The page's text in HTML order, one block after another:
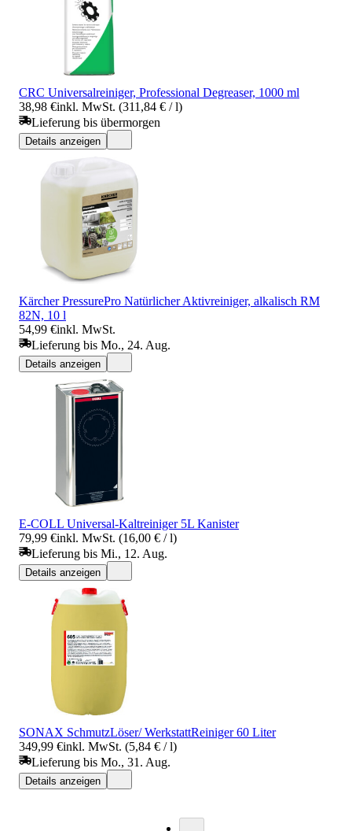
CRC Universalreiniger, Professional Degreaser, 1000 ml
38,98 €inkl. MwSt. (311,84 € / l)
Lieferung bis übermorgen
Details anzeigen
Kärcher PressurePro Natürlicher Aktivreiniger, alkalisch RM
82N, 10 l
54,99 €inkl. MwSt.
Lieferung bis Mo., 24. Aug.
Details anzeigen
E-COLL Universal-Kaltreiniger 5L Kanister
79,99 €inkl. MwSt. (16,00 € / l)
Lieferung bis Mi., 12. Aug.
Details anzeigen
SONAX SchmutzLöser/ WerkstattReiniger 60 Liter
349,99 €inkl. MwSt. (5,84 € / l)
Lieferung bis Mo., 31. Aug.
Details anzeigen